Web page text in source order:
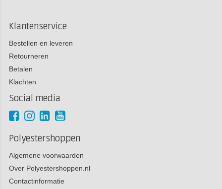
Klantenservice
Bestellen en leveren
Retourneren
Betalen
Klachten
Social media
Polyestershoppen
Algemene voorwaarden
Over Polyestershoppen.nl
Contactinformatie